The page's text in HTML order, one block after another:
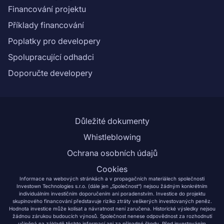
Financování projektu
Příklady financování
Poplatky pro developery
Spolupracující odhadci
Doporučte developery
Důležité dokumenty
Whistleblowing
Ochrana osobních údajů
Cookies
Informace na webových stránkách a v propagačních materiálech společnosti
Investown Technologies s.r.o. (dále jen „Společnost“) nejsou žádným konkrétním
individuálním investičním doporučením ani poradenstvím. Investice do projektu
skupinového financování představuje riziko ztráty veškerých investovaných peněz.
Hodnota investice může kolísat a návratnost není zaručena. Historické výsledky nejsou
žádnou zárukou budoucích výnosů. Společnost nenese odpovědnost za rozhodnutí